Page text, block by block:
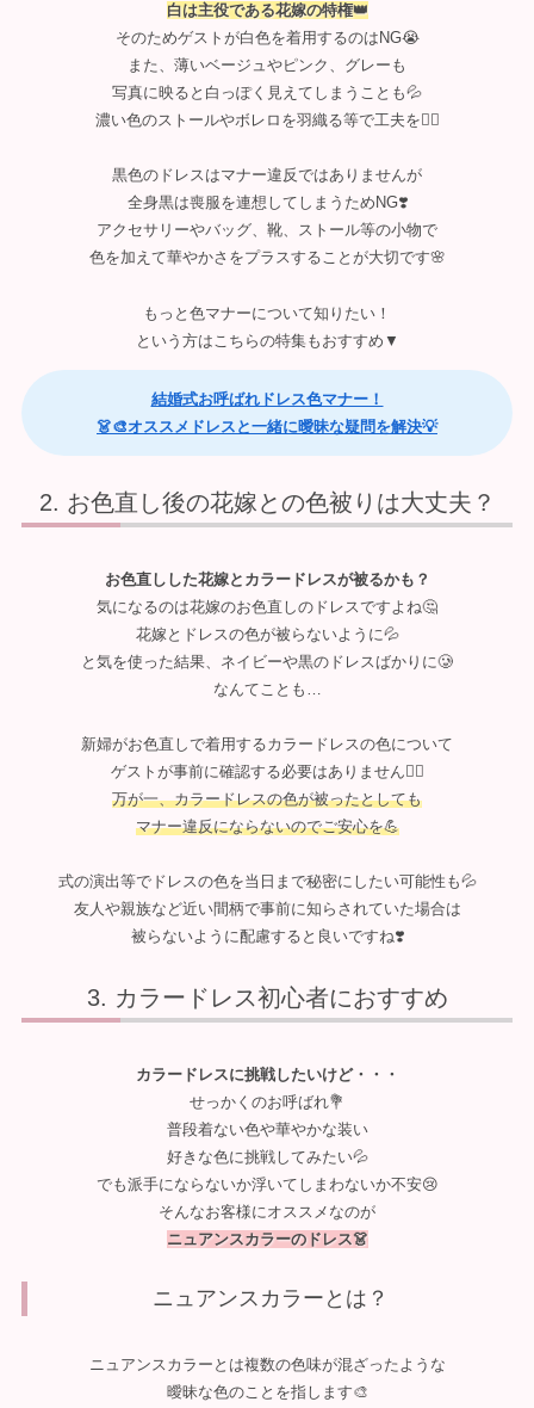
白は主役である花嫁の特権👑
そのためゲストが白色を着用するのはNG😭
また、薄いベージュやピンク、グレーも
写真に映ると白っぽく見えてしまうことも💦
濃い色のストールやボレロを羽織る等で工夫を🙆‍♀️
黒色のドレスはマナー違反ではありませんが
全身黒は喪服を連想してしまうためNG❣️
アクセサリーやバッグ、靴、ストール等の小物で
色を加えて華やかさをプラスすることが大切です🌸
もっと色マナーについて知りたい！
という方はこちらの特集もおすすめ▼
結婚式お呼ばれドレス色マナー！
👗🎨オススメドレスと一緒に曖昧な疑問を解決💡
お色直し後の花嫁との色被りは大丈夫？
お色直しした花嫁とカラードレスが被るかも？
気になるのは花嫁のお色直しのドレスですよね🤔
花嫁とドレスの色が被らないように💦
と気を使った結果、ネイビーや黒のドレスばかりに🥲
なんてことも…
新婦がお色直しで着用するカラードレスの色について
ゲストが事前に確認する必要はありません🙅‍♀️
万が一、カラードレスの色が被ったとしても
マナー違反にならないのでご安心を💪
式の演出等でドレスの色を当日まで秘密にしたい可能性も💦
友人や親族など近い間柄で事前に知らされていた場合は
被らないように配慮すると良いですね❣️
カラードレス初心者におすすめ
カラードレスに挑戦したいけど・・・
せっかくのお呼ばれ💐
普段着ない色や華やかな装い
好きな色に挑戦してみたい💦
でも派手にならないか浮いてしまわないか不安😢
そんなお客様にオススメなのが
ニュアンスカラーのドレス👗
ニュアンスカラーとは？
ニュアンスカラーとは複数の色味が混ざったような
曖昧な色のことを指します🎨